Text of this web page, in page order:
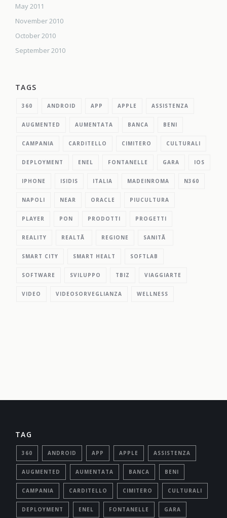
May 2011
November 2010
October 2010
September 2010
TAGS
360 ANDROID APP APPLE ASSISTENZA
AUGMENTED AUMENTATA BANCA BENI
CAMPANIA CARDITELLO CIMITERO CULTURALI
DEPLOYMENT ENEL FONTANELLE GARA IOS
IPHONE ISIDIS ITALIA MADEINROMA N360
NAPOLI NEAR ORACLE PIUCULTURA
PLAYER PON PRODOTTI PROGETTI
REALITY REALTÃ REGIONE SANITÃ
SMART CITY SMART HEALT SOFTLAB
SOFTWARE SVILUPPO TBIZ VIAGGIARTE
VIDEO VIDEOSORVEGLIANZA WELLNESS
TAG
360 ANDROID APP APPLE ASSISTENZA
AUGMENTED AUMENTATA BANCA BENI
CAMPANIA CARDITELLO CIMITERO CULTURALI
DEPLOYMENT ENEL FONTANELLE GARA